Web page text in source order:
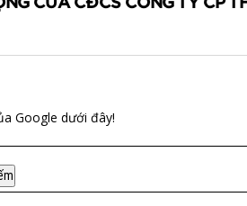
CỦA CĐCS CÔNG TY CP
Google dưới đây!